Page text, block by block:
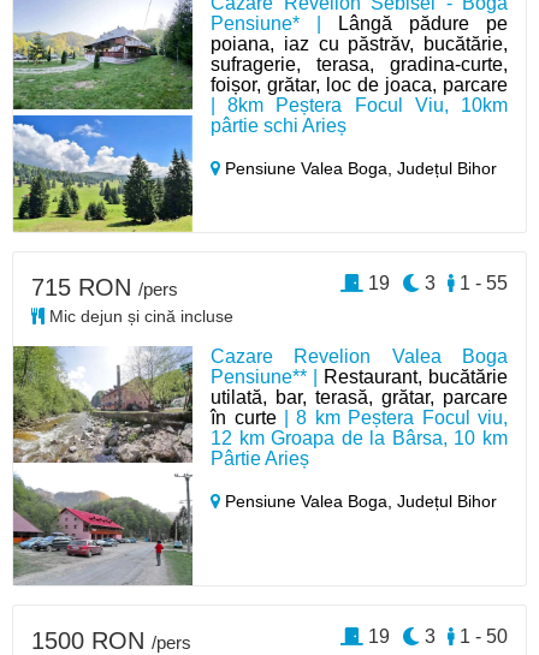
Pensiune* |
Lângă pădure pe
poiana, iaz cu păstrăv, bucătărie,
sufragerie, terasa, gradina-curte,
foișor, grătar, loc de joaca, parcare
| 8km Peștera Focul Viu, 10km
pârtie schi Arieș
Pensiune Valea Boga,Județul Bihor
Cazare Revelion Valea Boga
Pensiune** |
Restaurant, bucătărie
utilată, bar, terasă, grătar, parcare
în curte| 8 km Peștera Focul viu,
12 km Groapa de la Bârsa, 10 km
Pârtie Arieș
Pensiune Valea Boga,Județul Bihor
715 RON /pers
Mic dejun și cină incluse
1 - 55
3
19
1500 RON /pers 1 - 50
3
19